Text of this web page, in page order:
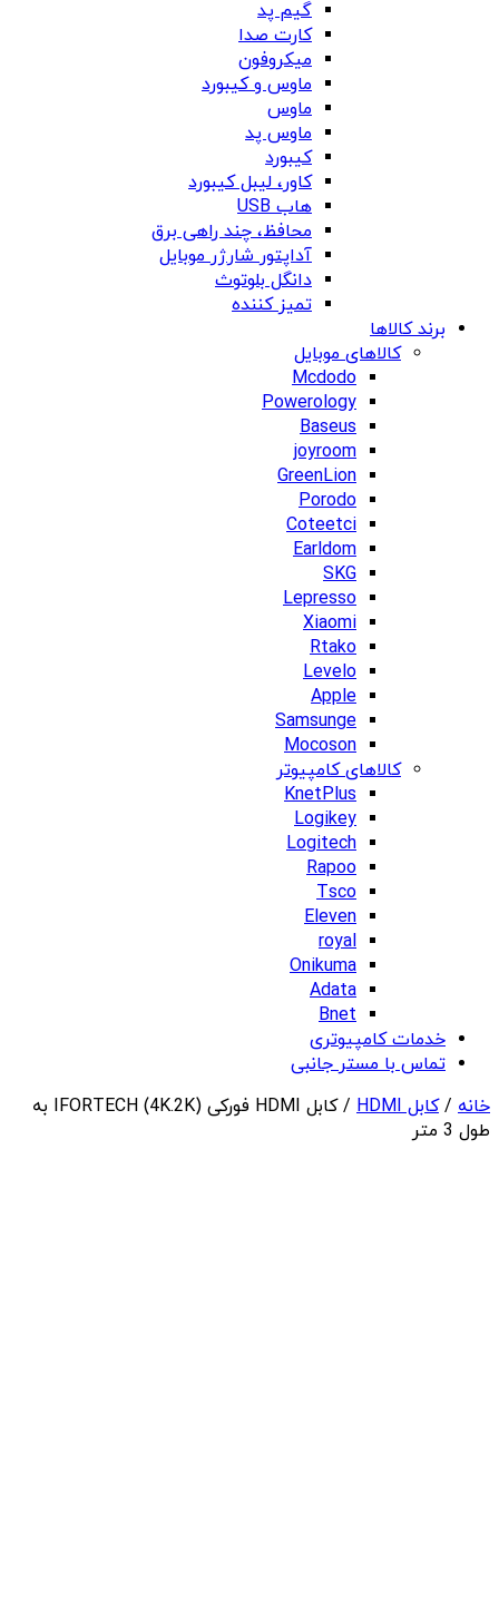
گیم پد
کارت صدا
میکروفون
ماوس و کیبورد
ماوس
ماوس پد
کیبورد
کاور، لیبل کیبورد
هاب USB
محافظ، چند راهی برق
آداپتور شارژر موبایل
دانگل بلوتوث
تمیز کننده
برند کالاها
کالاهای موبایل
Mcdodo
Powerology
Baseus
joyroom
GreenLion
Porodo
Coteetci
Earldom
SKG
Lepresso
Xiaomi
Rtako
Levelo
Apple
Samsunge
Mocoson
کالاهای کامپیوتر
KnetPlus
Logikey
Logitech
Rapoo
Tsco
Eleven
royal
Onikuma
Adata
Bnet
خدمات کامپیوتری
تماس با مستر جانبی
خانه /کابل HDMI
/ کابل HDMI فورکی (4K.2K) IFORTECH به
طول 3 متر